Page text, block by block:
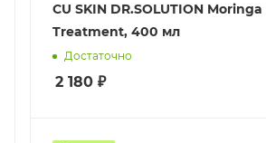
CU SKIN DR.SOLUTION
Treatment, 400 мл
Достаточно
2 180 ₽